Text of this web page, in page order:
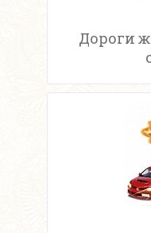
Дороги